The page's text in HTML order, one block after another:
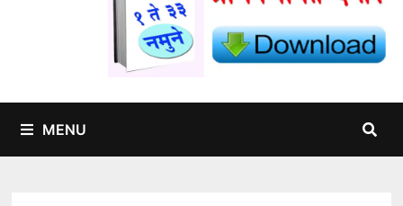
MENU